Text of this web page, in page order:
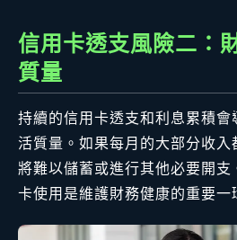
信用卡透支風險二：
質量
持續的信用卡透支和利息累積會
活質量。如果每月的大部分收入
將難以儲蓄或進行其他必要開支
卡使用是維護財務健康的重要一